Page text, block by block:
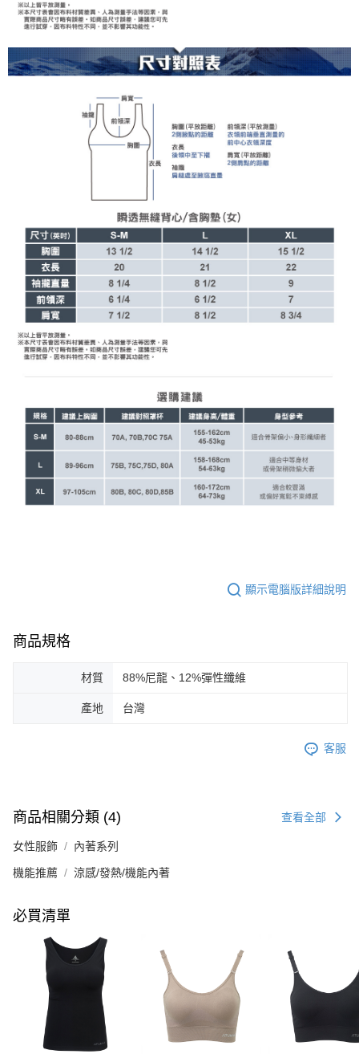
顯示電腦版詳細說明
商品規格
材質 88%尼龍、12%彈性纖維
產地 台灣
客服
商品相關分類 (4) 查看全部
女性服飾 內著系列
機能推薦 涼感/發熱/機能內著
必買清單